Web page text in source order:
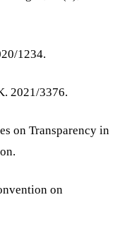
1234.
2021/3376.
on Transparency in
on